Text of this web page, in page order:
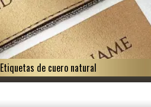
Etiquetas de cuero natural